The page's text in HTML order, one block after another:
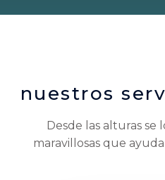
nuestros
Desde las alturas se
maravillosas que